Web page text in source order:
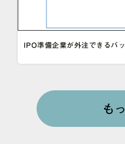
IPO準備企業が外注できるバ
も